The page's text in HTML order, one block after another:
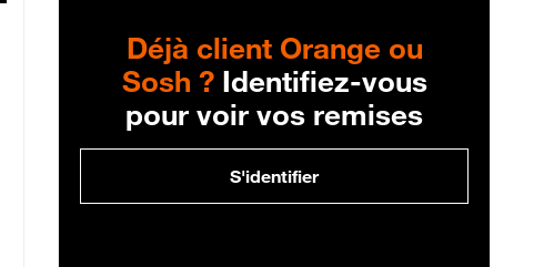
Déjà client Orange ou
Sosh ?Identifiez-vous
pour voir vos remises
S'identifier